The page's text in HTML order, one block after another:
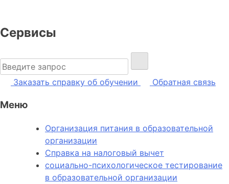
Сервисы
Найти:
Заказать справку об обучении Обратная связь
Меню
Организация питания в образовательной
организации
Справка на налоговый вычет
социально-психологическое тестирование
в образовательной организации